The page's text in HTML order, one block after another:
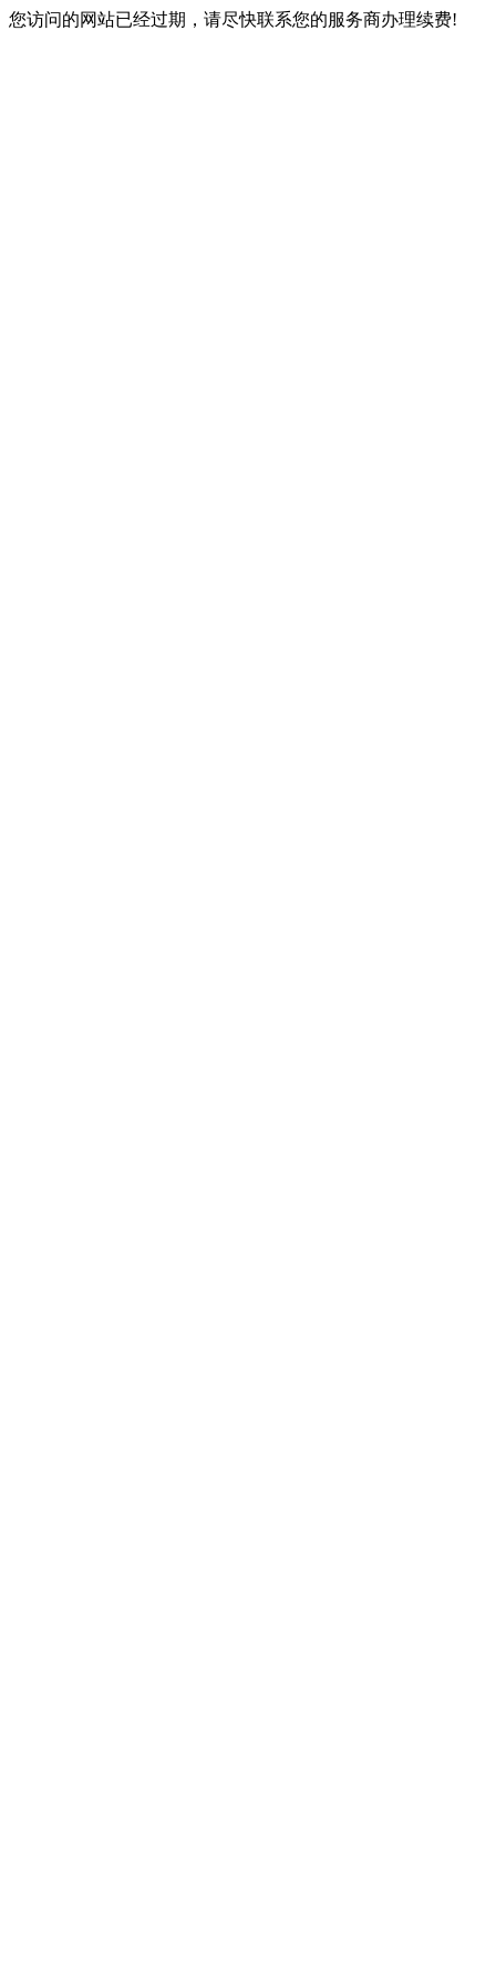
您访问的网站已经过期，请尽快联系您的服务商办理续费!